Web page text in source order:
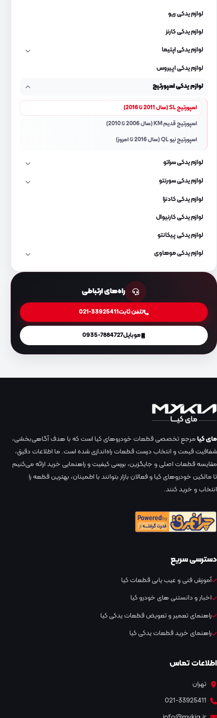
لوازم یدکی ریو
لوازم یدکی کارنز
لوازم یدکی اپتیما
لوازم یدکی اپیروس
لوازم یدکی اسپورتیج
اسپورتیج SL (سال 2011 تا 2016)
اسپورتیج قدیم KM (سال 2006 تا 2010)
اسپورتیج نیو QL (سال 2016 تا امروز)
لوازم یدکی سراتو
لوازم یدکی سورنتو
لوازم یدکی کادنزا
لوازم یدکی کارنیوال
لوازم یدکی پیکانتو
لوازم یدکی موهاوی
راه‌های ارتباطی
تلفن ثابت021-33925411
موبایل0935-7884727
مای کیامرجع تخصصی قطعات خودروهای کیا است که با هدف آگاهی‌بخشی،
شفافیت قیمت و انتخاب درست قطعات راه‌اندازی شده است. ما اطلاعات دقیق،
مقایسه قطعات اصلی و جایگزین، بررسی کیفیت و راهنمایی خرید ارائه می‌کنیم
تا مالکین خودروهای کیا و فعالان بازار بتوانند با اطمینان، بهترین قطعه را
انتخاب و خرید کنند.
دسترسی سریع
آموزش فنی و عیب یابی قطعات کیا
اخبار و دانستنی های خودرو کیا
راهنمای تعمیر و تعویض قطعات یدکی کیا
راهنمای خرید قطعات یدکی کیا
اطلاعات تماس
تهران
021-33925411